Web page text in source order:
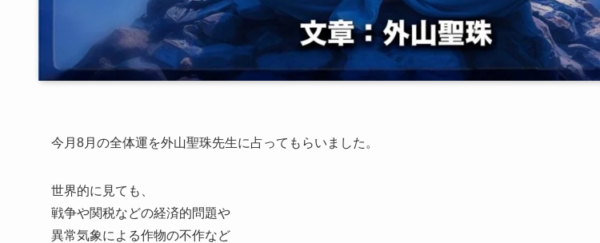
今月8月の全体運を外山聖珠先生に占ってもらいました。
世界的に見ても、
戦争や関税などの経済的問題や
異常気象による作物の不作など